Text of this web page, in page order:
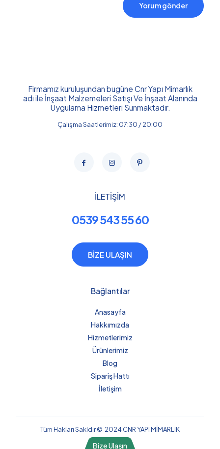
Firmamız kuruluşundan bugüne Cnr Yapı Mimarlık
adı ile İnşaat Malzemeleri Satışı Ve İnşaat Alanında
Uygulama Hizmetleri Sunmaktadır.
Çalışma Saatlerimiz: 07:30 / 20:00
İLETİŞİM
0539 543 55 60
BİZE ULAŞIN
Bağlantılar
Anasayfa
Hakkımızda
Hizmetlerimiz
Ürünlerimiz
Blog
Sipariş Hattı
İletişim
Tüm Hakları Sakldır © 2024 CNR YAPI MİMARLIK
Bize Ulaşın